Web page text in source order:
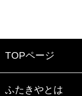
TOPページ
ふたきやとは